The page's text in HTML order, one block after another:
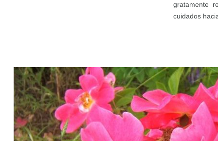
gratamente
cuidados